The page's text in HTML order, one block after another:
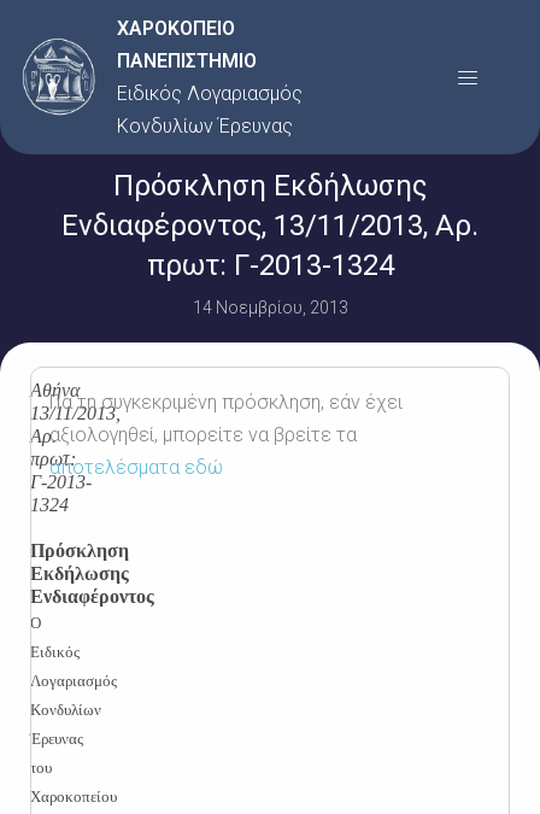
στο
περιεχόμενο
ΧΑΡΟΚΟΠΕΙΟ
ΠΑΝΕΠΙΣΤΗΜΙΟ
Ειδικός Λογαριασμός
Κονδυλίων Έρευνας
Menu
Πρόσκληση Εκδήλωσης
Ενδιαφέροντος, 13/11/2013, Αρ.
πρωτ: Γ-2013-1324
14 Νοεμβρίου, 2013
Αθήνα
13/11/2013,
Αρ.
πρωτ:
Γ-2013-
1324
Πρόσκληση
Εκδήλωσης
Ενδιαφέροντος
Ο
Ειδικός
Λογαριασμός
Κονδυλίων
Έρευνας
του
Χαροκοπείου
Για τη συγκεκριμένη πρόσκληση, εάν έχει
αξιολογηθεί, μπορείτε να βρείτε τα
αποτελέσματα εδώ